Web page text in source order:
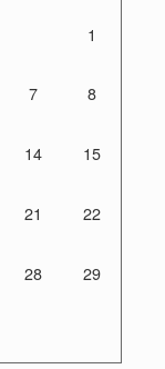
1
7 8
14 15
21 22
28 29